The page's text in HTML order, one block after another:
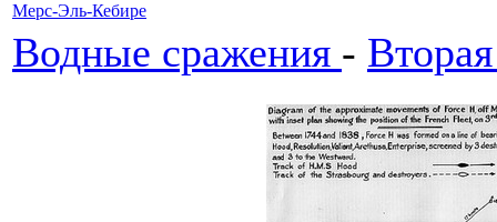
Мерс-Эль-Кебире
Водные сражения -